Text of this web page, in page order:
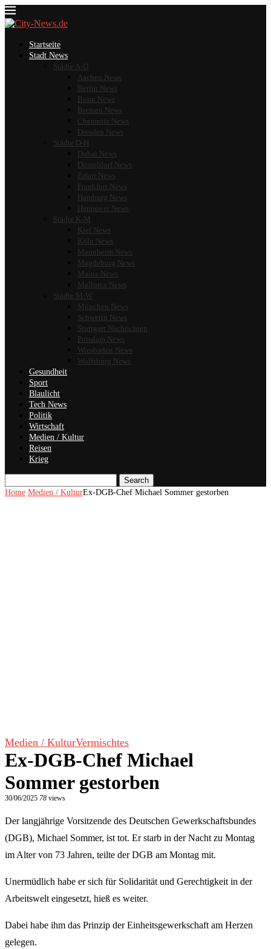
Startseite
Stadt News
Städte A-D
Aachen News
Berlin News
Bonn News
Bremen News
Chemnitz News
Dresden News
Städte D-H
Dubai News
Düsseldorf News
Erfurt News
Frankfurt News
Hamburg News
Hannover News
Städte K-M
Kiel News
Köln News
Mannheim News
Magdeburg News
Mainz News
Mallorca News
Städte M-W
München News
Schwerin News
Stuttgart Nachrichten
Potsdam News
Wiesbaden News
Wolfsburg News
Gesundheit
Sport
Blaulicht
Tech News
Politik
Wirtschaft
Medien / Kultur
Reisen
Krieg
Search
Home Medien / KulturEx-DGB-Chef Michael Sommer gestorben
Medien / KulturVermischtes
Ex-DGB-Chef Michael
Sommer gestorben
30/06/2025 78 views
Der langjährige Vorsitzende des Deutschen Gewerkschaftsbundes
(DGB), Michael Sommer, ist tot. Er starb in der Nacht zu Montag
im Alter von 73 Jahren, teilte der DGB am Montag mit.
Unermüdlich habe er sich für Solidarität und Gerechtigkeit in der
Arbeitswelt eingesetzt, hieß es weiter.
Dabei habe ihm das Prinzip der Einheitsgewerkschaft am Herzen
gelegen.